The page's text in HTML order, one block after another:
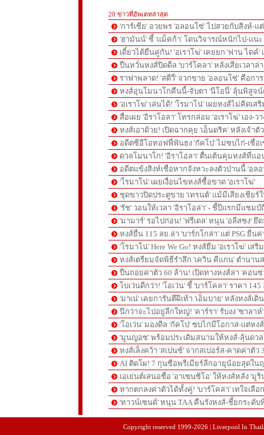
20 ข่าวที่อัพเดทล่าสุด
'การ์เซีย' อวยพร 'อลอนโซ่' ไปสวยกับสิงห์-แ
'ฮามันน์' ชี้ 'แม็คก้า' โดนวิจารณ์หนักไป-แนะ
เดี๋ยวได้ยืนคู่กัน! 'อเราโฆ่' เคยยก 'ฟาน ไดค์'
ปืนหวั่นหงส์ปิดดีล 'บาร์โคลา' หลังเสียเวลาล่
ราฟาพลาด! 'สตีวี่' จวกขาย 'อลอนโซ่' คือกา
หงส์อุ่นโมนาโกคืนนี้-จับตา 'นีโอนี่' ลุ้นพิสูจน์
'อเราโฆ่' เล่นได้! 'โรมาโน่' เผยหงส์ไม่คิดเส
สื่อเผย 'อิราโอลา' โทรกล่อม 'อเราโฆ่' เอง-ว
หงส์เอาด้วย! เปิดฉากคุย 'เอ็นดริค' หลังเจ้า
อดีตซีอีโอทอฟฟี่ฟันธง 'กัคโป' ไม่ซบไก่-เชื่อเ
ดวลโมนาโก! 'อิราโอลา' ตื่นเต้นคุมหงส์ที่แ
อดีตแข้งสิงห์เชื่อหากจังหวะลงตัวป่านนี้ 'อล
'โรมาโน่' เผยเงื่อนไขหงส์ซื้อขาด 'อเราโฆ่'
ชุดขาวปิดประตูขาย 'เทรนต์' แม้มีเสียงเชียร์
'รัช' วอนให้เวลา 'อิราโอล่า' - ชี้ปีแรกมีแชมป์
'มามาร์' รอไปก่อน! 'ฟรีเดล' หนุน 'อลีสซง' ยึ
หงส์ยื่น 115 ลย.ล่า 'บาร์กโกล่า' แต่ PSG ยืนค่
'โรมาโน่' Here We Go! หงส์ยืม 'อเราโฆ่' เสริ
หงส์เตรียมจัดพิธีรำลึก 'เควิน คีแกน' ตำนาน
ปืนถอยค่าตัว 60 ล้าน! เปิดทางหงส์ล่า 'คอนซ่
โบเว่นดีกว่า! 'โอเว่น' ชี้ 'บาร์โคลา' ราคา
'มาเน่' เคยการันตีฝีเท้า 'เอ็มบาย' หลังหงส์เดิ
นึกว่าจะไปอยู่ลีกใหญ่! 'คาร์รา' รับงง 'ซาลา
'โอเว่น' มองดีล 'กัคโป' ซบไก่มีโอกาส-แต่ห
'มูนญอซ' พร้อมประเดิมสนามให้หงส์-ลุ้นดว
หงส์เล็งคว้า 'สเปนซ์' จากสเปอร์ส-คาดค่าตัว
AI ติดโผ! 7 กุนซือพรีเมียร์ลีกอายุน้อยสุดใน
เอเย่นต์เสนอชื่อ 'อาเซนซิโอ' ให้หงส์หลัง 'มู
หากตกลงค่าตัวได้ทั้งคู่! 'บาร์โคล่า' เทใจเลือ
'ทาวน์เซนด์' หนุน TAA คืนรังหงส์-ชี้ยกระดั
Copyright reserved 1999-2026 | Liverpool In